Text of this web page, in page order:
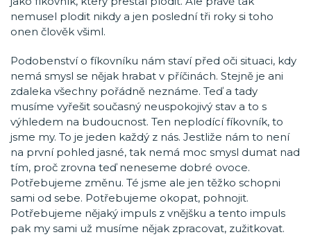
nemusel plodit nikdy a jen poslední tři roky si toho
onen člověk všiml.
Podobenství o fíkovníku nám staví před oči situaci, kdy
nemá smysl se nějak hrabat v příčinách. Stejně je ani
zdaleka všechny pořádně neznáme. Teď a tady
musíme vyřešit současný neuspokojivý stav a to s
výhledem na budoucnost. Ten neplodící fíkovník, to
jsme my. To je jeden každý z nás. Jestliže nám to není
na první pohled jasné, tak nemá moc smysl dumat nad
tím, proč zrovna teď neneseme dobré ovoce.
Potřebujeme změnu. Té jsme ale jen těžko schopni
sami od sebe. Potřebujeme okopat, pohnojit.
Potřebujeme nějaký impuls z vnějšku a tento impuls
pak my sami už musíme nějak zpracovat, zužitkovat.